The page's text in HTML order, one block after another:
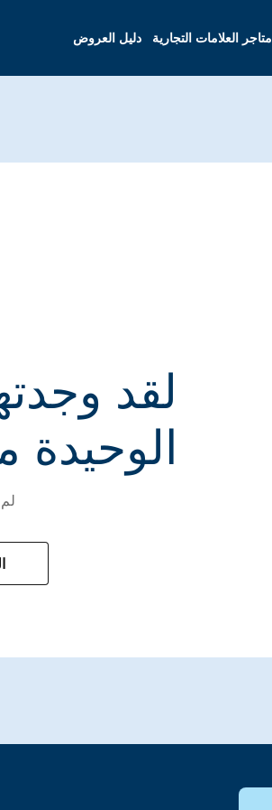
متاجر العلامات التجارية دليل العروض
لقد